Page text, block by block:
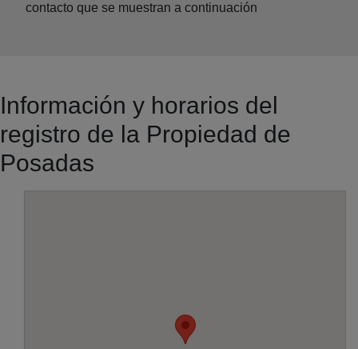
contacto que se muestran a continuación
Información y horarios del
registro de la Propiedad de
Posadas